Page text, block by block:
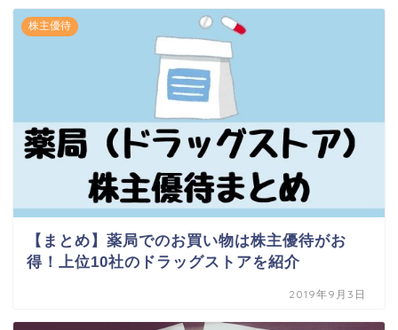
株主優待
【まとめ】薬局でのお買い物は株主優待がお
得！上位10社のドラッグストアを紹介
2019年9月3日